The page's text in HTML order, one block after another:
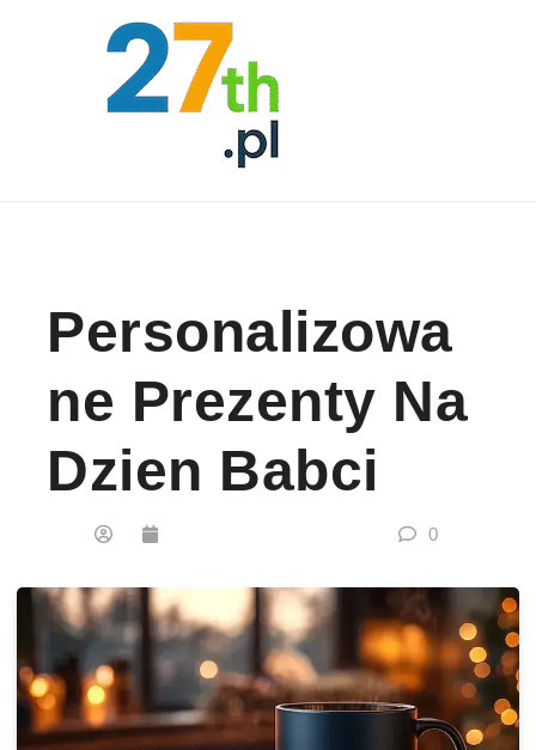
Personalizowa
Ne Prezenty Na
Dzien Babci
0